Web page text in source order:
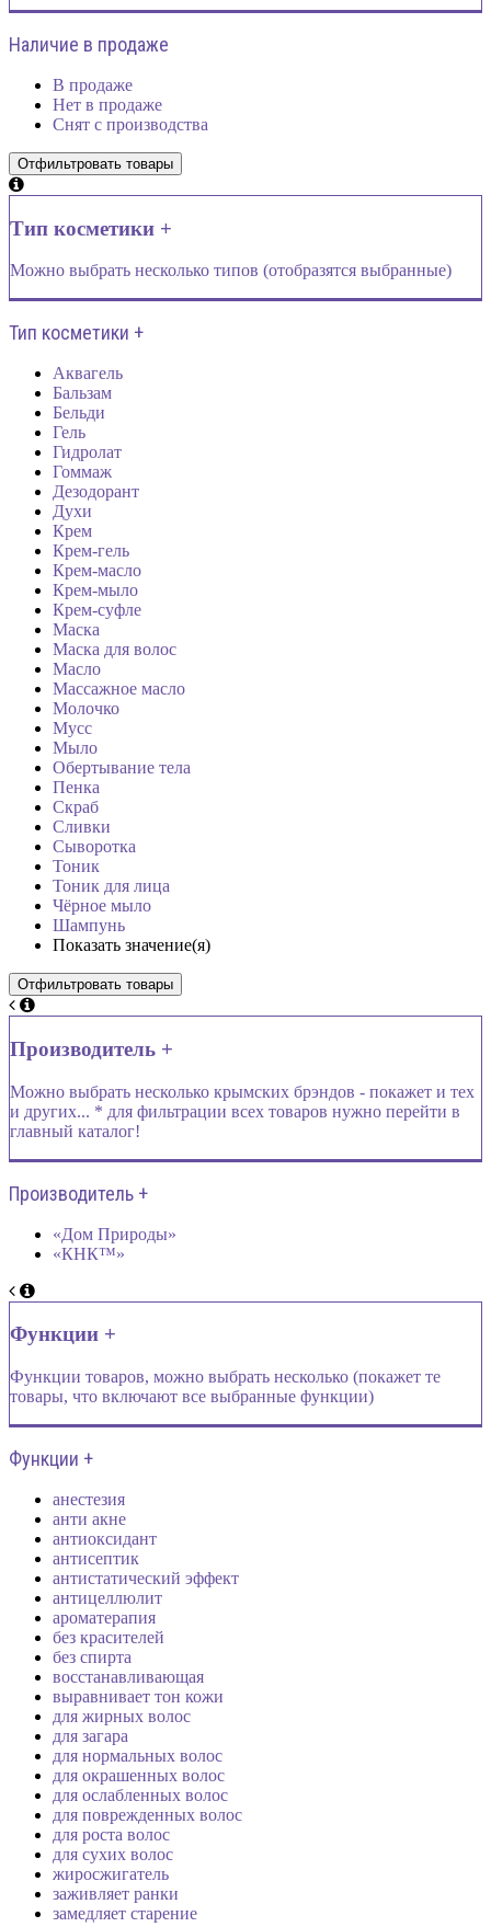
Наличие в продаже
В продаже
Нет в продаже
Снят с производства
Тип косметики +
Можно выбрать несколько типов (отобразятся выбранные)
Тип косметики +
Аквагель
Бальзам
Бельди
Гель
Гидролат
Гоммаж
Дезодорант
Духи
Крем
Крем-гель
Крем-масло
Крем-мыло
Крем-суфле
Маска
Маска для волос
Масло
Массажное масло
Молочко
Мусс
Мыло
Обертывание тела
Пенка
Скраб
Сливки
Сыворотка
Тоник
Тоник для лица
Чёрное мыло
Шампунь
Показать значение(я)
Производитель +
Можно выбрать несколько крымских брэндов - покажет и тех
и других... * для фильтрации всех товаров нужно перейти в
главный каталог!
Производитель +
«Дом Природы»
«КНК™»
Функции +
Функции товаров, можно выбрать несколько (покажет те
товары, что включают все выбранные функции)
Функции +
анестезия
анти акне
антиоксидант
антисептик
антистатический эффект
антицеллюлит
ароматерапия
без красителей
без спирта
восстанавливающая
выравнивает тон кожи
для жирных волос
для загара
для нормальных волос
для окрашенных волос
для ослабленных волос
для поврежденных волос
для роста волос
для сухих волос
жиросжигатель
заживляет ранки
замедляет старение